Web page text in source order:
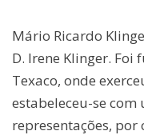
Mário Ricardo
D. Irene Klinger. Foi
Texaco, onde
estabeleceu-se
representações,